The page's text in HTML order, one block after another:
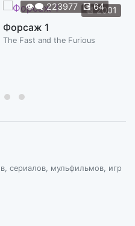
📆2001
👁️‍🗨️223977 💽64
Форсаж 1
The Fast and the Furious
сериалов, мульфильмов, игр